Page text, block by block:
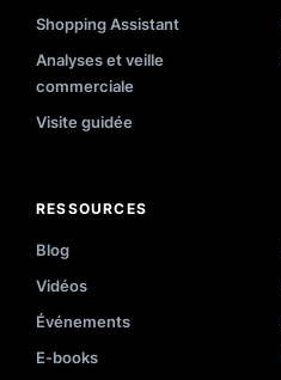
Shopping Assistant
Analyses et veille
commerciale
Visite guidée
RESSOURCES
Blog
Vidéos
Événements
E-books